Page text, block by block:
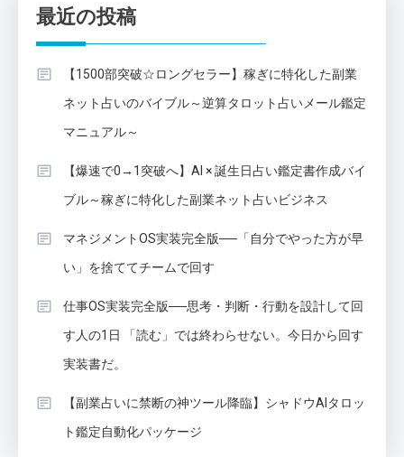
最近の投稿
【1500部突破☆ロングセラー】稼ぎに特化した副業
ネット占いのバイブル～逆算タロット占いメール鑑定
マニュアル～
【爆速で0→1突破へ】AI × 誕生日占い鑑定書作成バイ
ブル～稼ぎに特化した副業ネット占いビジネス
マネジメントOS実装完全版──「自分でやった方が早
い」を捨ててチームで回す
仕事OS実装完全版──思考・判断・行動を設計して回
す人の1日 「読む」では終わらせない。今日から回す
実装書だ。
【副業占いに禁断の神ツール降臨】シャドウAIタロッ
ト鑑定自動化パッケージ